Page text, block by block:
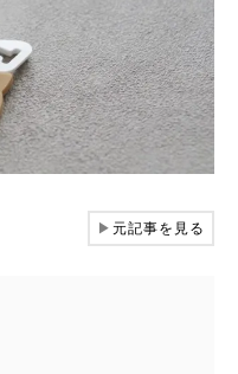
▶元記事を見る